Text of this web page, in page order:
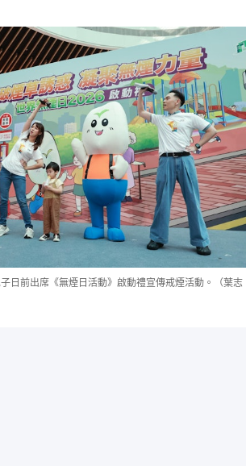
日前出席《無煙日活動》啟動禮宣傳戒煙活動。（葉志